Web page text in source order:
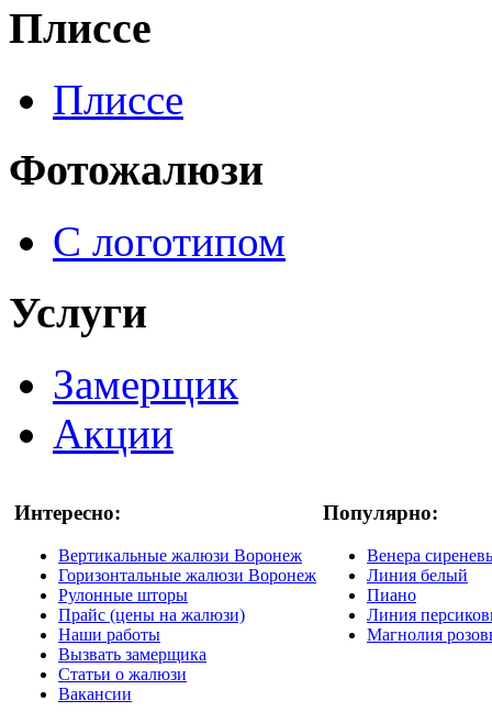
Плиссе
Плиссе
Фотожалюзи
С логотипом
Услуги
Замерщик
Акции
Интересно:
Вертикальные жалюзи Воронеж
Горизонтальные жалюзи Воронеж
Рулонные шторы
Прайс (цены на жалюзи)
Наши работы
Вызвать замерщика
Статьи о жалюзи
Вакансии
Популярно:
Венера
Линия белый
Пиано
Линия
Магнолия